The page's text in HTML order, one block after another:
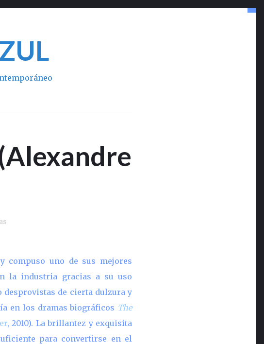
compuso uno de sus mejores
la industria gracias a su uso
desprovistas de cierta dulzura y
en los dramas biográficos The
, 2010). La brillantez y exquisita
para convertirse en el